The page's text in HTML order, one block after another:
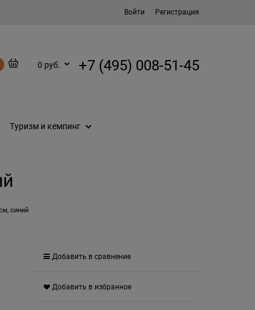
Войти Регистрация
0 руб. +7 (495) 008-51-45
Туризм и кемпинг
синий
Добавить в сравнение
Добавить в избранное